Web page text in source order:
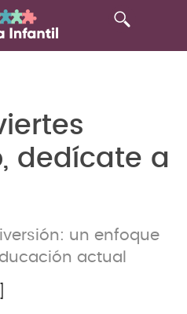
dedícate a
un enfoque
actual